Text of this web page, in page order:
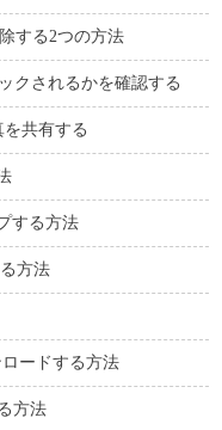
する2つの方法
クされるかを確認する
を共有する
する方法
方法
ロードする方法
方法